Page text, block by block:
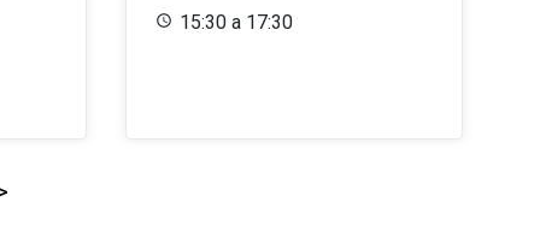
15:30 a 17:30